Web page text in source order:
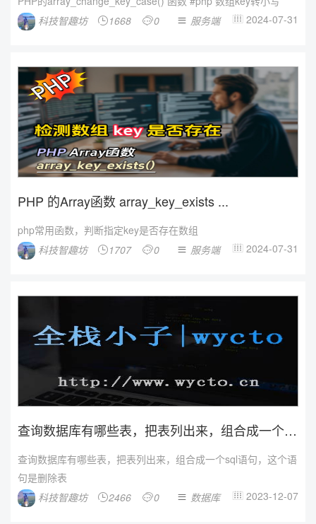
科技智趣坊
1668 0  服务端  2024-07-31
PHP 的Array函数 array_key_exists ...
php常用函数，判断指定key是否存在数组
科技智趣坊
1707 0  服务端  2024-07-31
查询数据库有哪些表，把表列出来，组合成一个sq
查询数据库有哪些表，把表列出来，组合成一个sql语句，这个语
句是删除表
科技智趣坊
2466 0  数据库  2023-12-07